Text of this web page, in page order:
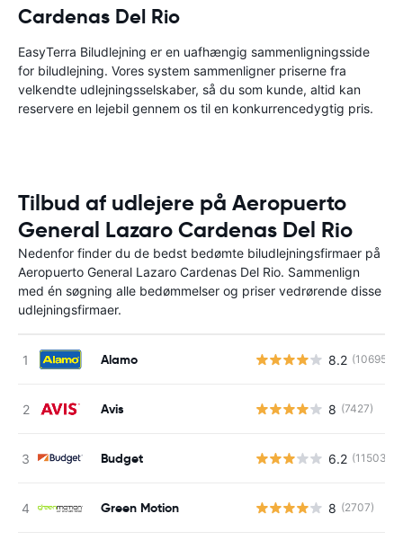
Cardenas Del Rio
EasyTerra Biludlejning er en uafhængig sammenligningsside
for biludlejning. Vores system sammenligner priserne fra
velkendte udlejningsselskaber, så du som kunde, altid kan
reservere en lejebil gennem os til en konkurrencedygtig pris.
Tilbud af udlejere på Aeropuerto
General Lazaro Cardenas Del Rio
Nedenfor finder du de bedst bedømte biludlejningsfirmaer på
Aeropuerto General Lazaro Cardenas Del Rio. Sammenlign
med én søgning alle bedømmelser og priser vedrørende disse
udlejningsfirmaer.
Alamo 8.2 (10695)
Avis 8 (7427)
Budget 6.2 (11503)
Green Motion 8 (2707)